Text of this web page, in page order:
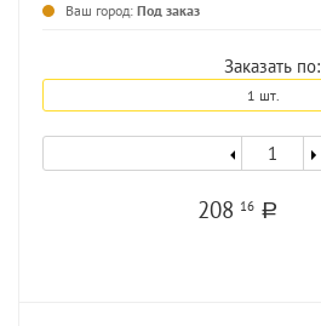
Ваш город: Под заказ
Заказать по:
1 шт.
208 16 a